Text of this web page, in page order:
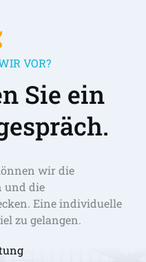
VOR?
Sie ein
wir die
und die
Eine individuelle
zu gelangen.